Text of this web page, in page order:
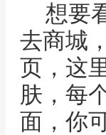
想要
去商城
页，这
肤，每
面，你